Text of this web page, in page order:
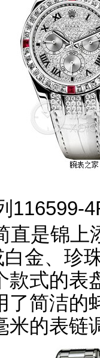
116599-
是锦上
金、珍
款式的表
了简洁的
米的表链